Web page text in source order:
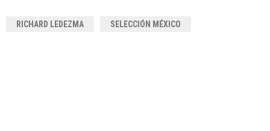
RICHARD LEDEZMA SELECCIÓN MÉXICO